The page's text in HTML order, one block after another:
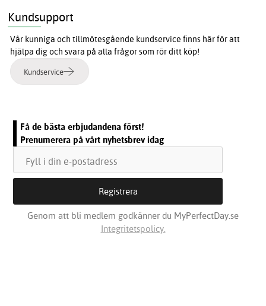
Kundsupport
Vår kunniga och tillmötesgående kundservice finns här för att
hjälpa dig och svara på alla frågor som rör ditt köp!
Kundservice
Få de bästa erbjudandena först!
Prenumerera på vårt nyhetsbrev idag
Genom att bli medlem godkänner du MyPerfectDay.se
Integritetspolicy.